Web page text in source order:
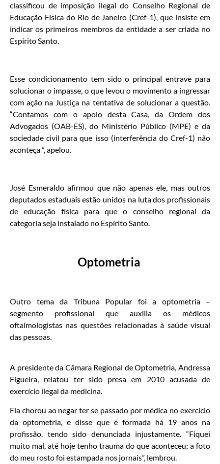
classificou de imposição ilegal do Conselho Regional de
Educação Física do Rio de Janeiro (Cref-1), que insiste em
indicar os primeiros membros da entidade a ser criada no
Espírito Santo.
Esse condicionamento tem sido o principal entrave para
solucionar o impasse, o que levou o movimento a ingressar
com ação na Justiça na tentativa de solucionar a questão.
“Contamos com o apoio desta Casa, da Ordem dos
Advogados (OAB-ES), do Ministério Público (MPE) e da
sociedade civil para que isso (interferência do Cref-1) não
aconteça ”, apelou.
José Esmeraldo afirmou que não apenas ele, mas outros
deputados estaduais estão unidos na luta dos profissionais
de educação física para que o conselho regional da
categoria seja instalado no Espírito Santo.
Optometria
Outro tema da Tribuna Popular foi a optometria –
segmento profissional que auxilia os médicos
oftalmologistas nas questões relacionadas à saúde visual
das pessoas.
A presidente da Câmara Regional de Optometria, Andressa
Figueira, relatou ter sido presa em 2010 acusada de
exercício ilegal da medicina.
Ela chorou ao negar ter se passado por médica no exercício
da optometria, e disse que é formada há 19 anos na
profissão, tendo sido denunciada injustamente. “Fiquei
muito mal, até hoje tenho trauma do que aconteceu; a foto
do meu rosto foi estampada nos jornais”, lembrou.